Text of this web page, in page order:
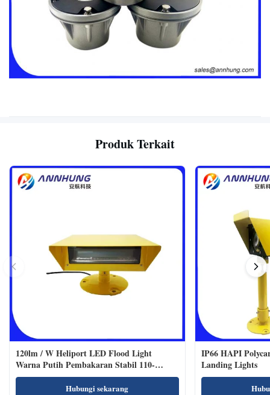
Produk Terkait
120lm / W Heliport LED Flood Light
Warna Putih Pembakaran Stabil 110-
240VAC
Hubungi sekarang
IP66 HAPI
Landing Lights